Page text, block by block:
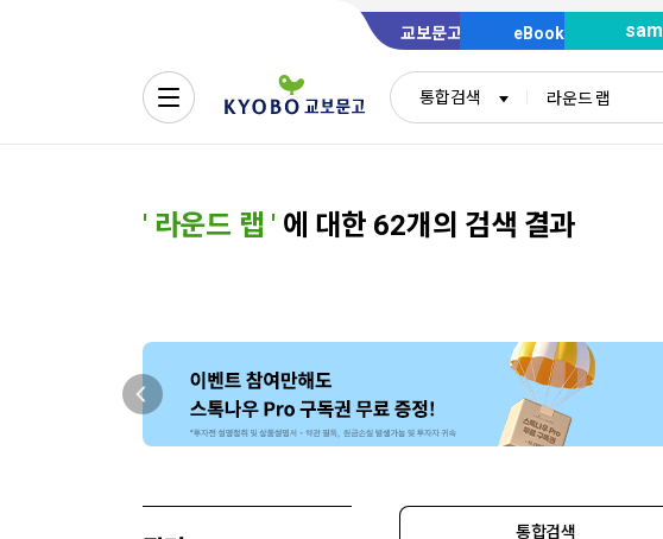
교보문고 eBook sam
통합검색
' 라운드 랩 '에 대한 62개의 검색 결과
통합검색